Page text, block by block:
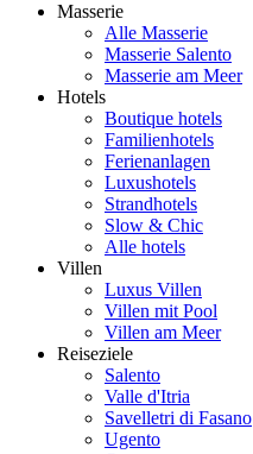
Masserie
Alle Masserie
Masserie Salento
Masserie am Meer
Hotels
Boutique hotels
Familienhotels
Ferienanlagen
Luxushotels
Strandhotels
Slow & Chic
Alle hotels
Villen
Luxus Villen
Villen mit Pool
Villen am Meer
Reiseziele
Salento
Valle d'Itria
Savelletri di Fasano
Ugento